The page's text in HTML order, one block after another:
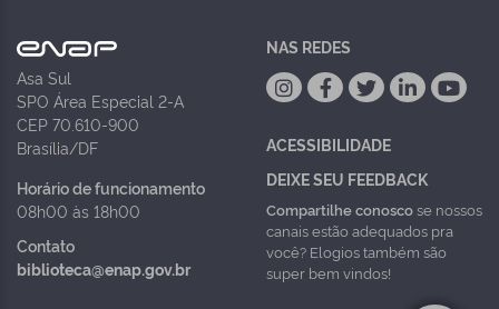
Asa Sul
SPO Área Especial 2-A
CEP 70.610-900
Brasília/DF
Horário de funcionamento
08h00 às 18h00
Contato
biblioteca@enap.gov.br
NAS REDES
ACESSIBILIDADE
DEIXE SEU FEEDBACK
Compartilhe conoscose nossos
canais estão adequados pra
você? Elogios também são
super bem vindos!